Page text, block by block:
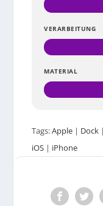
VERARBEITUNG
MATERIAL
Tags:Apple | Dock |
iOS | iPhone